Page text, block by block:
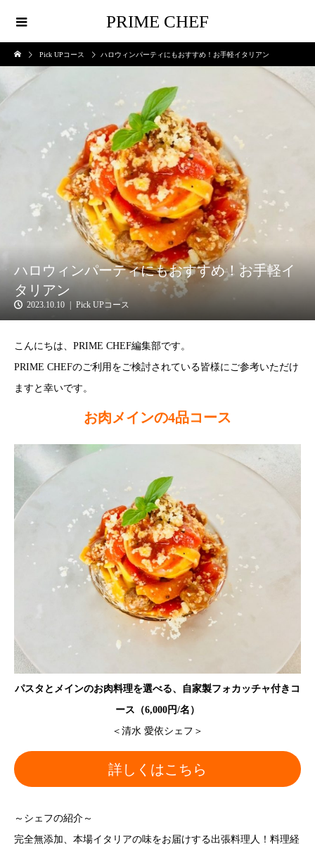
PRIME CHEF
Pick UPコース ハロウィンパーティにもおすすめ！お手軽イタリアン
ハロウィンパーティにもおすすめ！お手軽イ
タリアン
2023.10.10 Pick UPコース
こんにちは、PRIME CHEF編集部です。
PRIME CHEFのご利用をご検討されている皆様にご参考いただけ
ますと幸いです。
お肉メインの4品コース
パスタとメインのお肉料理を選べる、自家製フォカッチャ付きコ
ース（6,000円/名）
＜清水 愛依シェフ＞
詳しくはこちら
～シェフの紹介～
完全無添加、本場イタリアの味をお届けする出張料理人！料理経